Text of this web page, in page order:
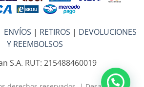
ENVÍOS | RETIROS | DEVOLUCIONES
Y REEMBOLSOS
S.A. RUT: 215488460019